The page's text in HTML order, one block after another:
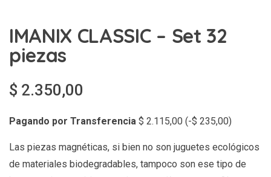
IMANIX CLASSIC – Set 32
piezas
$ 2.350,00
Pagando por Transferencia $ 2.115,00 (-$ 235,00)
Las piezas magnéticas, si bien no son juguetes ecológicos
de materiales biodegradables, tampoco son ese tipo de